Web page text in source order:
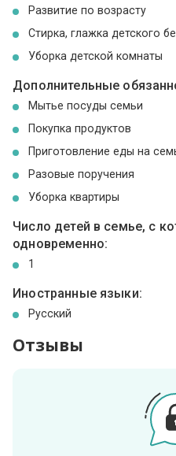
Развитие по возрасту
Стирка, глажка детского
Уборка детской комнаты
Дополнительные
Мытье посуды семьи
Покупка продуктов
Приготовление еды на
Разовые поручения
Уборка квартиры
Число детей в семье, с
одновременно:
1
Иностранные языки:
Русский
Отзывы